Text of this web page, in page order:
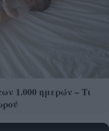
1.000 ημερών – Τι